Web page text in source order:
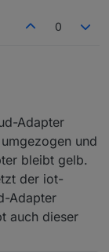
0
Adapter
und
bleibt gelb.
der iot-
Adapter
auch dieser